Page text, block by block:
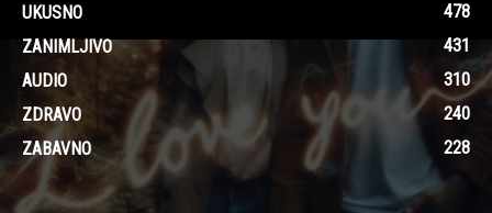
UKUSNO
478
ZANIMLJIVO
431
AUDIO
310
ZDRAVO
240
ZABAVNO
228